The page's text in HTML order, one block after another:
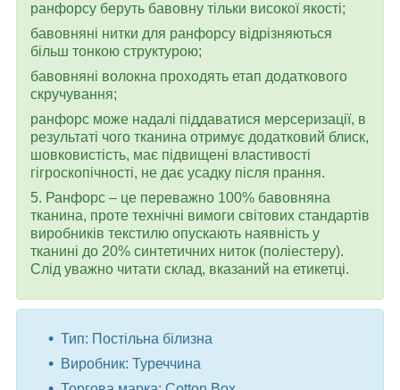
ранфорсу беруть бавовну тільки високої якості;
бавовняні нитки для ранфорсу відрізняються
більш тонкою структурою;
бавовняні волокна проходять етап додаткового
скручування;
ранфорс може надалі піддаватися мерсеризації, в
результаті чого тканина отримує додатковий блиск,
шовковистість, має підвищені властивості
гігроскопічності, не дає усадку після прання.
5. Ранфорс – це переважно 100% бавовняна
тканина, проте технічні вимоги світових стандартів
виробників текстилю опускають наявність у
тканині до 20% синтетичних ниток (поліестеру).
Слід уважно читати склад, вказаний на етикетці.
Тип: Постільна білизна
Виробник: Туреччина